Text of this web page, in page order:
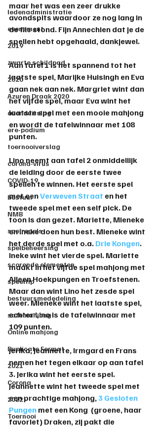
ledenadministratie
evenement
2019
zwarte schildpad
2020
Azuren Draak 2020
avonduitslag
ere-podium
toernooiverslag
corona-virus
COVID-19
bestuur
NMB
spelregels
spelbeheersing
scorende elementen
speeltip
bestuursmededeling
safemahjong
Online mahjong
Duplicate Format
2021
Corona
2022
Toernooi
maar het was een zeer drukke
avondspits waardoor ze nog lang in
de file stond. Fijn Annechien dat je de
spellen hebt opgehaald, dankjewel.
Aan tafel 1 is het spannend tot het
laatste spel, Marijke Huisingh en Eva
gaan nek aan nek. Margriet wint dan
het vijfde spel, maar Eva wint het
laatste spel met een mooie mahjong
en wordt de tafelwinnaar met 108
punten.
Lino neemt aan tafel 2 onmiddellijk
de leiding door de eerste twee
spellen te winnen. Het eerste spel
met een Verweven Straat en het
tweede spel met een self pick. De
toon is dan gezet. Mariette, Mieneke
en Ineke doen hun best. Mieneke wint
het derde spel met o.a. Drie Kongen.
Ineke wint het vierde spel. Mariette
maakt in het vijfde spel mahjong met
Alleen Hoekpungen en Troefstenen.
Maar dan wint Lino het zesde spel
weer. Mieneke wint het laatste spel,
echter Lino is de tafelwinnaar met
109 punten.
Jerika, Jeannette, Irmgard en Frans
nemen het tegen elkaar op aan tafel
3. Jerika wint het eerste spel.
Jeannette wint het tweede spel met
een prachtige mahjong, 3 Gesloten
Pungen met een Kong  (groene, haar
favoriet) Draken, zij pakt die